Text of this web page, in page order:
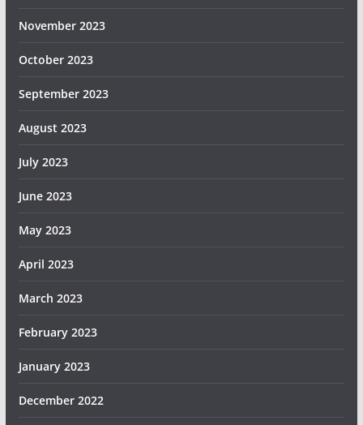
November 2023
October 2023
September 2023
August 2023
July 2023
June 2023
May 2023
April 2023
March 2023
February 2023
January 2023
December 2022